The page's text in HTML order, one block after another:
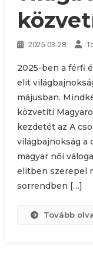
2025-03-28
2025-ben a férfi
elit
májusban.
közvetíti
kezdetét az A
világbajnokság a
magyar női
elitben szerepel
sorrendben […]
Tovább